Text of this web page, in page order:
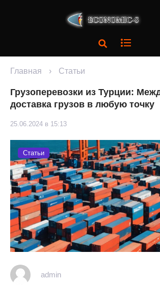
Главная › Статьи
Грузоперевозки из Турции:
доставка грузов в любую точку
25.06.2024 в 15:13
Статьи
admin